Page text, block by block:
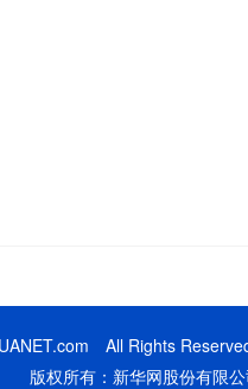
All Rights
版权所有：新华网股份有限公